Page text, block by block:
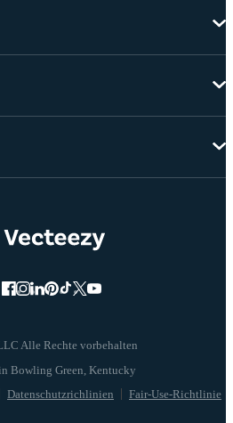
Alle Rechte vorbehalten
Datenschutzrichlinien Fair-Use-Richtlinie